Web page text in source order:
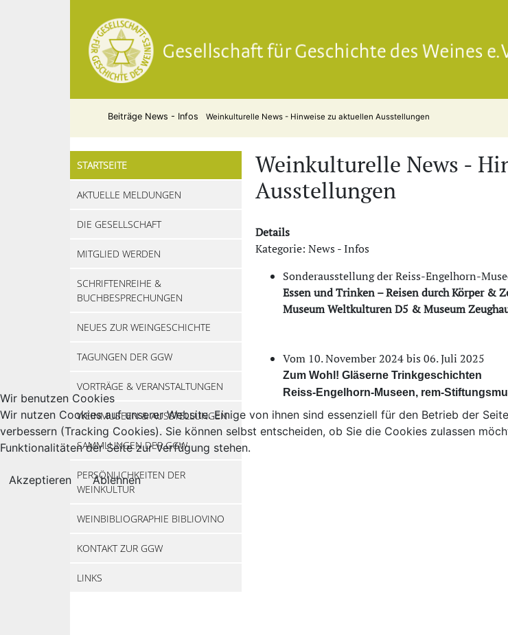
Beiträge News - Infos Weinkulturelle News - Hinweise zu aktuellen Ausstellungen
STARTSEITE
AKTUELLE MELDUNGEN
DIE GESELLSCHAFT
MITGLIED WERDEN
SCHRIFTENREIHE &
BUCHBESPRECHUNGEN
NEUES ZUR WEINGESCHICHTE
TAGUNGEN DER GGW
VORTRÄGE & VERANSTALTUNGEN
WEINMUSEEN & AUSSTELLUNGEN
SAMMLUNGEN DER GGW
PERSÖNLICHKEITEN DER
WEINKULTUR
WEINBIBLIOGRAPHIE BIBLIOVINO
KONTAKT ZUR GGW
LINKS
Weinkulturelle News -
Ausstellungen
Details
Kategorie: News - Infos
Sonderausstellung der Reiss-Engelhorn-
Essen und Trinken – Reisen durch Körper &
Museum Weltkulturen D5 & Museum
Vom 10. November 2024 bis 06. Juli 2025
Zum Wohl! Gläserne Trinkgeschichten
Reiss-Engelhorn-Museen, rem-
Wir benutzen Cookies
Wir nutzen Cookies auf unserer Website. Einige von ihnen sind essenziell für den Betrieb der
verbessern (Tracking Cookies). Sie können selbst entscheiden, ob Sie die Cookies zulassen
Funktionalitäten der Seite zur Verfügung stehen.
Akzeptieren Ablehnen